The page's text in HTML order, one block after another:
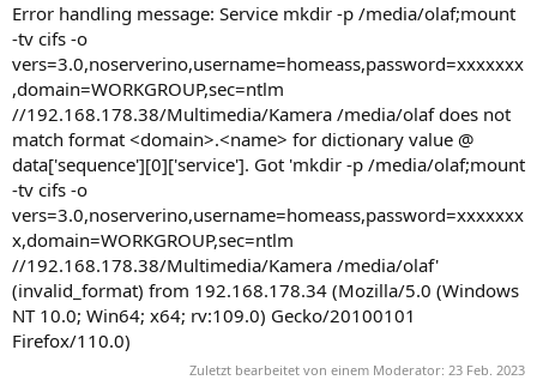
Error handling message: Service mkdir -p /media/olaf;mount
-tv cifs -o
vers=3.0,noserverino,username=homeass,password=xxxxxxx
,domain=WORKGROUP,sec=ntlm
//192.168.178.38/Multimedia/Kamera /media/olaf does not
match format <domain>.<name> for dictionary value @
data['sequence'][0]['service']. Got 'mkdir -p /media/olaf;mount
-tv cifs -o
vers=3.0,noserverino,username=homeass,password=xxxxxxx
x,domain=WORKGROUP,sec=ntlm
//192.168.178.38/Multimedia/Kamera /media/olaf'
(invalid_format) from 192.168.178.34 (Mozilla/5.0 (Windows
NT 10.0; Win64; x64; rv:109.0) Gecko/20100101
Firefox/110.0)
Zuletzt bearbeitet von einem Moderator: 23 Feb. 2023